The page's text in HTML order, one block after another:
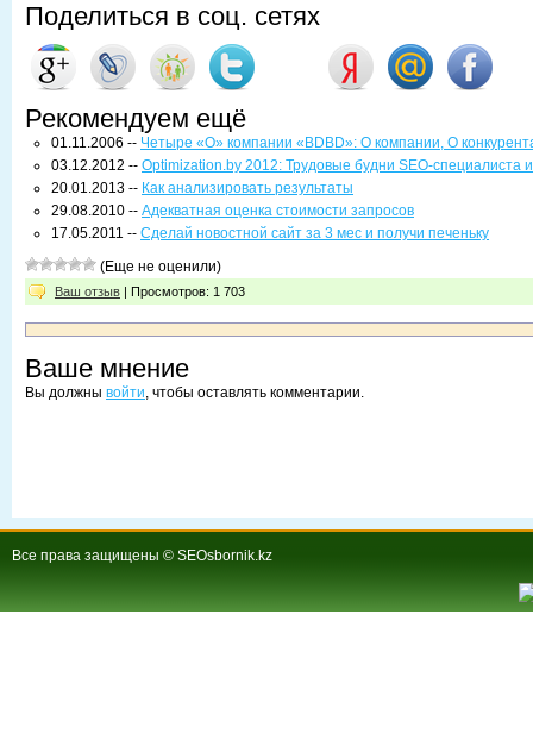
Поделиться в соц. сетях
Рекомендуем ещё
01.11.2006 -- Четыре «О» компании «BDBD»: О компании, О
03.12.2012 -- Optimization.by 2012: Трудовые будни SEO-специалиста
20.01.2013 -- Как анализировать результаты
29.08.2010 -- Адекватная оценка стоимости запросов
17.05.2011 -- Сделай новостной сайт за 3 мес и получи печеньку
(Еще не оценили)
Ваш отзыв | Просмотров: 1 703
Ваше мнение
Вы должны войти, чтобы оставлять комментарии.
Все права защищены © SEOsbornik.kz